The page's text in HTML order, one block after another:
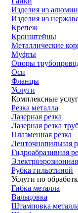
Изделия из
Изделия из
Крепеж
Кронштейны
Металлические
Муфты
Опоры
Оси
Фланцы
Услуги
Комплексные
Резка металла
Лазерная резка
Лазерная резка
Плазменная резка
Ленточнопильная
Гидроабразивная
Электроэрозионная
Рубка гильотиной
Услуги по
Гибка металла
Вальцовка
Штамповка